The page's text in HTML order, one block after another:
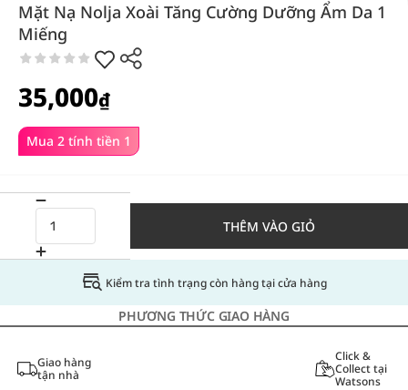
Mặt Nạ Nolja Xoài Tăng Cường Dưỡng Ẩm Da 1
Miếng
Mua 2 tính tiền 1
35,000₫
THÊM VÀO GIỎ
Kiểm tra tình trạng còn hàng tại cửa hàng
PHƯƠNG THỨC GIAO HÀNG
Giao hàng
tận nhà
Click &
Collect tại
Watsons